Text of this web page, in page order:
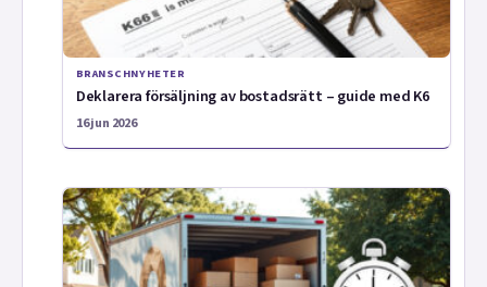
BRANSCHNYHETER
Deklarera försäljning av bostadsrätt – guide med K6
16 jun 2026